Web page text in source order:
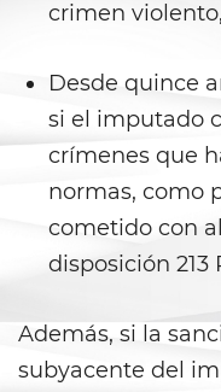
Child
Forcible
Lewd
Lewd
Oral
crimen
Desde quince
si el imputado
crímenes que
normas, como
cometido con
disposición 213
Además, si la
subyacente del